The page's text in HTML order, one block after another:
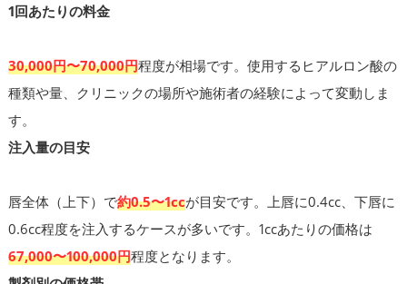
1回あたりの料金
30,000円〜70,000円程度が相場です。使用するヒアルロン酸の
種類や量、クリニックの場所や施術者の経験によって変動しま
す。
注入量の目安
唇全体（上下）で約0.5〜1ccが目安です。上唇に0.4cc、下唇に
0.6cc程度を注入するケースが多いです。1ccあたりの価格は
67,000〜100,000円程度となります。